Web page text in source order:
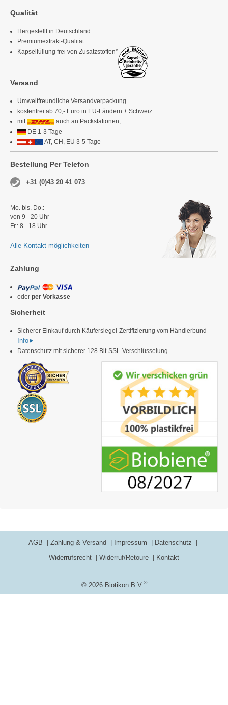
Qualität
Hergestellt in Deutschland
Premiumextrakt-Qualität
Kapselfüllung frei von Zusatzstoffen*
Versand
Umweltfreundliche Versandverpackung
kostenfrei ab 70,- Euro in EU-Ländern + Schweiz
mit
auch an Packstationen,
DE 1-3 Tage
AT, CH, EU 3-5 Tage
Bestellung Per Telefon
+31 (0)43 20 41 073
Mo. bis. Do.:
von 9 - 20 Uhr
Fr.: 8 - 18 Uhr
Alle Kontakt möglichkeiten
Zahlung
oder per Vorkasse
Sicherheit
Sicherer Einkauf durch Käufersiegel-Zertifizierung vom Händlerbund
Info
Datenschutz mit sicherer 128 Bit-SSL-Verschlüsselung
© 2026 Biotikon B.V.®
AGB Zahlung & Versand Impressum
Datenschutz
Widerrufsrecht
Widerruf/Retoure Kontakt